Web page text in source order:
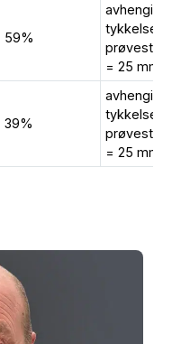
59%
avhengig
tykkelsen,
= 25 mm
39%
avhengig
tykkelsen,
= 25 mm